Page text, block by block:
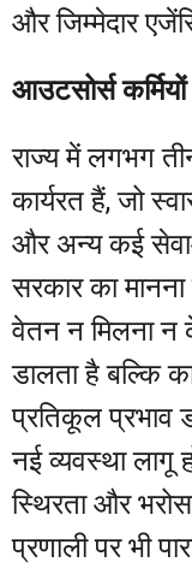
और जिम्मेदार
आउटसोर्स
राज्य में लगभग
कार्यरत हैं, जो
और अन्य कई
सरकार का
वेतन न मिलना
डालता है बल्कि
प्रतिकूल प्रभाव
नई व्यवस्था लागू
स्थिरता और
प्रणाली पर भी